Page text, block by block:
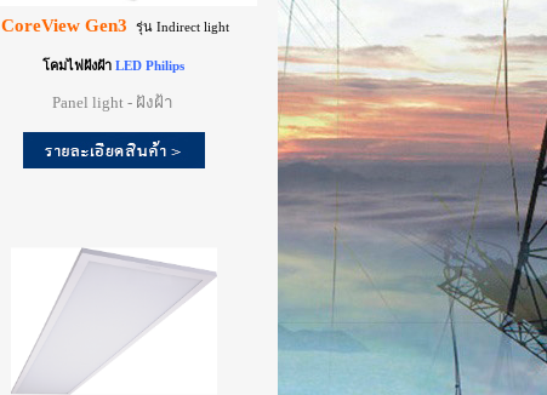
CoreView Gen3 รุ่น Indirect light
โคมไฟฝังฝ้าLED Philips
Panel light - ฝังฝ้า